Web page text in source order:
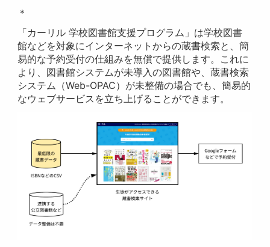
＊
「カーリル 学校図書館支援プログラム」は学校図書
館などを対象にインターネットからの蔵書検索と、簡
易的な予約受付の仕組みを無償で提供します。これに
より、図書館システムが未導入の図書館や、蔵書検索
システム（Web-OPAC）が未整備の場合でも、簡易的
なウェブサービスを立ち上げることができます。